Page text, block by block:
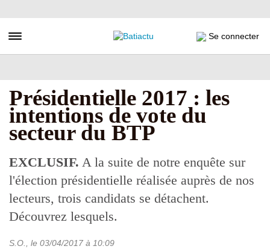
au
principal
Toggle navigation Se connecter
Présidentielle 2017 : les
intentions de vote du
secteur du BTP
EXCLUSIF. A la suite de notre enquête sur
l'élection présidentielle réalisée auprès de nos
lecteurs, trois candidats se détachent.
Découvrez lesquels.
S.O. , le 03/04/2017 à 10:09